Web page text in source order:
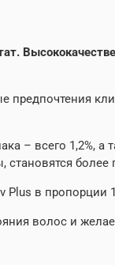
предпочтения
– всего 1,2%,
Plus в пропорции
волос и